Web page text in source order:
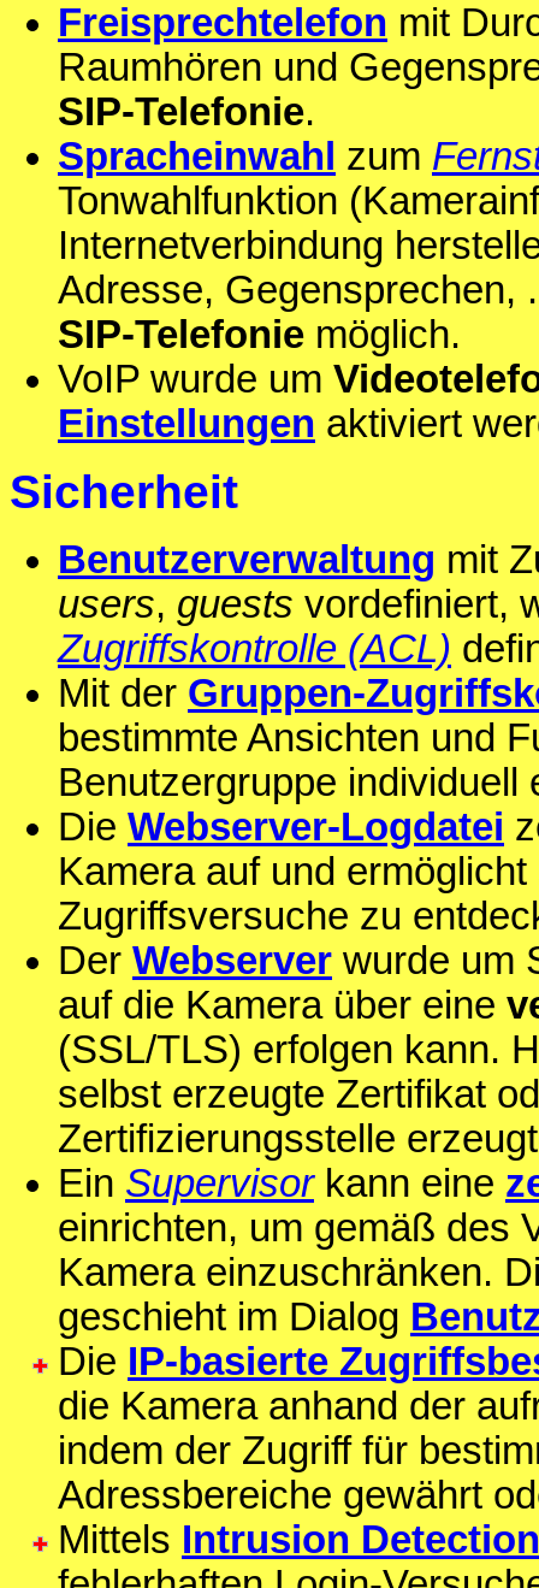
Freisprechtelefon mit
Raumhören und
SIP-Telefonie.
Spracheinwahl zum
Tonwahlfunktion
Internetverbindung
Adresse, Gegensprechen,
SIP-Telefonie möglich.
VoIP wurde um
Einstellungen aktiviert
Sicherheit
Benutzerverwaltung mit
users, guests vordefiniert,
Zugriffskontrolle (ACL)
Mit der Gruppen-
bestimmte Ansichten und
Benutzergruppe individuell
Die Webserver-Logdatei
Kamera auf und
Zugriffsversuche zu
Der Webserver wurde um
auf die Kamera über eine
(SSL/TLS) erfolgen kann.
selbst erzeugte Zertifikat
Zertifizierungsstelle
Ein Supervisorkann eine
einrichten, um gemäß des
Kamera einzuschränken.
geschieht im Dialog
Die IP-basierte
die Kamera anhand der
indem der Zugriff für
Adressbereiche gewährt
Mittels Intrusion Detection